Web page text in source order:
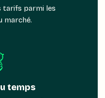
tarifs parmi les
marché.
temps